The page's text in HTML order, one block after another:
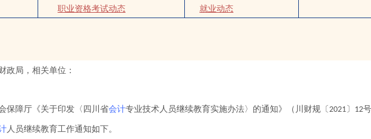
职业资格考试动态 就业动态
政局，相关单位：
保障厅《关于印发〈四川省会计专业技术人员继续教育实施办法〉的通知》（川财规〔 2021 〕 12
人员继续教育工作通知如下。